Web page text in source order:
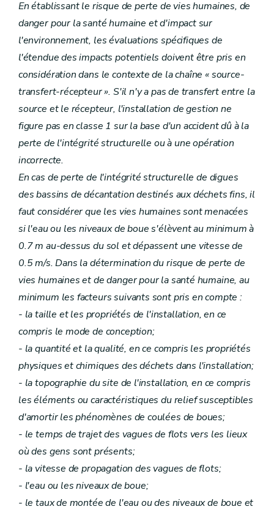
En établissant le risque de perte de vies humaines, de
danger pour la santé humaine et d'impact sur
l'environnement, les évaluations spécifiques de
l'étendue des impacts potentiels doivent être pris en
considération dans le contexte de la chaîne « source-
transfert-récepteur ». S'il n'y a pas de transfert entre la
source et le récepteur, l'installation de gestion ne
figure pas en classe 1 sur la base d'un accident dû à la
perte de l'intégrité structurelle ou à une opération
incorrecte.
En cas de perte de l'intégrité structurelle de digues
des bassins de décantation destinés aux déchets fins, il
faut considérer que les vies humaines sont menacées
si l'eau ou les niveaux de boue s'élèvent au minimum à
0.7 m au-dessus du sol et dépassent une vitesse de
0.5 m/s. Dans la détermination du risque de perte de
vies humaines et de danger pour la santé humaine, au
minimum les facteurs suivants sont pris en compte :
- la taille et les propriétés de l'installation, en ce
compris le mode de conception;
- la quantité et la qualité, en ce compris les propriétés
physiques et chimiques des déchets dans l'installation;
- la topographie du site de l'installation, en ce compris
les éléments ou caractéristiques du relief susceptibles
d'amortir les phénomènes de coulées de boues;
- le temps de trajet des vagues de flots vers les lieux
où des gens sont présents;
- la vitesse de propagation des vagues de flots;
- l'eau ou les niveaux de boue;
- le taux de montée de l'eau ou des niveaux de boue et